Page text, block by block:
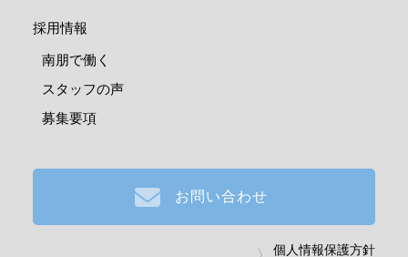
採用情報
南朋で働く
スタッフの声
募集要項
お問い合わせ
個人情報保護方針